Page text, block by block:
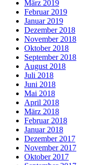
März 2019
Februar 2019
Januar 2019
Dezember 2018
November 2018
Oktober 2018
September 2018
August 2018
Juli 2018
Juni 2018
Mai 2018
April 2018
März 2018
Februar 2018
Januar 2018
Dezember 2017
November 2017
Oktober 2017